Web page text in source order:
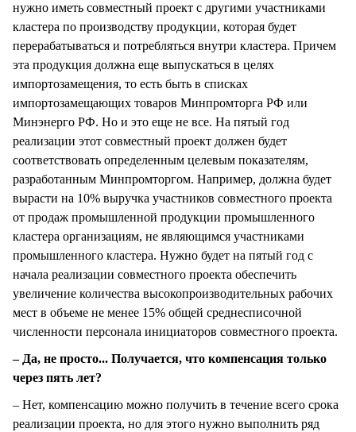
нужно иметь совместный проект с другими участниками
кластера по производству продукции, которая будет
перерабатываться и потребляться внутри кластера. Причем
эта продукция должна еще выпускаться в целях
импортозамещения, то есть быть в списках
импортозамещающих товаров Минпромторга РФ или
Минэнерго РФ. Но и это еще не все. На пятый год
реализации этот совместный проект должен будет
соответствовать определенным целевым показателям,
разработанным Минпромторгом. Например, должна будет
вырасти на 10% выручка участников совместного проекта
от продаж промышленной продукции промышленного
кластера организациям, не являющимся участниками
промышленного кластера. Нужно будет на пятый год с
начала реализации совместного проекта обеспечить
увеличение количества высокопроизводительных рабочих
мест в объеме не менее 15% общей среднесписочной
численности персонала инициаторов совместного проекта.
– Да, не просто... Получается, что компенсация только
через пять лет?
– Нет, компенсацию можно получить в течение всего срока
реализации проекта, но для этого нужно выполнить ряд